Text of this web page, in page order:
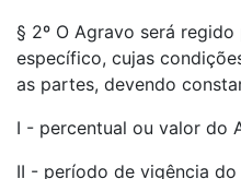
§ 2º O Agravo será
específico, cujas
as partes, devendo
I - percentual ou valor do
II - período de vigência do